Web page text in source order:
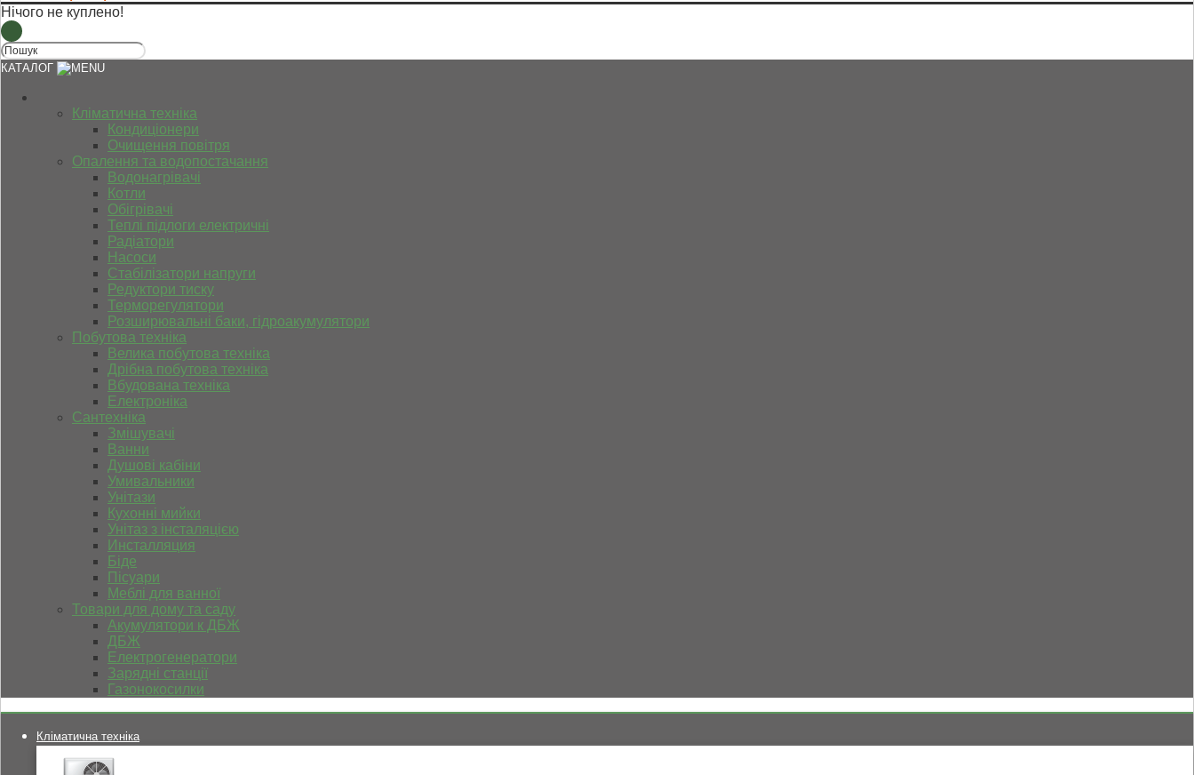
Нічого не куплено!
КАТАЛОГ
Кліматична техніка
Кондиціонери
Очищення повітря
Опалення та водопостачання
Водонагрівачі
Котли
Обігрівачі
Теплі підлоги електричні
Радіатори
Насоси
Стабілізатори напруги
Редуктори тиску
Терморегулятори
Розширювальні баки, гідроакумулятори
Побутова техніка
Велика побутова техніка
Дрібна побутова техніка
Вбудована техніка
Електроніка
Сантехніка
Змішувачі
Ванни
Душові кабіни
Умивальники
Унітази
Кухонні мийки
Унітаз з інсталяцією
Инсталляция
Біде
Пісуари
Меблі для ванної
Товари для дому та саду
Акумулятори к ДБЖ
ДБЖ
Електрогенератори
Зарядні станції
Газонокосилки
Кліматична техніка